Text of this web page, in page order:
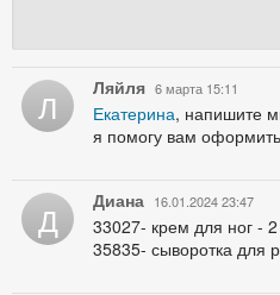
Л Ляйля 6 марта 15:11
Екатерина, напишите
я помогу вам
Д Диана 16.01.2024 23:47
33027- крем для ног -
35835- сыворотка для